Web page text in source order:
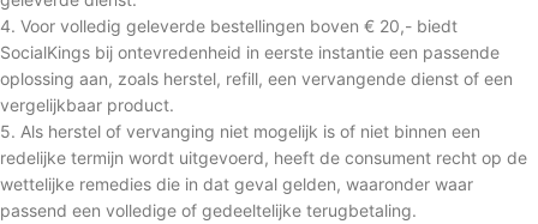
4. Voor volledig geleverde bestellingen boven € 20,- biedt
SocialKings bij ontevredenheid in eerste instantie een passende
oplossing aan, zoals herstel, refill, een vervangende dienst of een
vergelijkbaar product.
5. Als herstel of vervanging niet mogelijk is of niet binnen een
redelijke termijn wordt uitgevoerd, heeft de consument recht op de
wettelijke remedies die in dat geval gelden, waaronder waar
passend een volledige of gedeeltelijke terugbetaling.